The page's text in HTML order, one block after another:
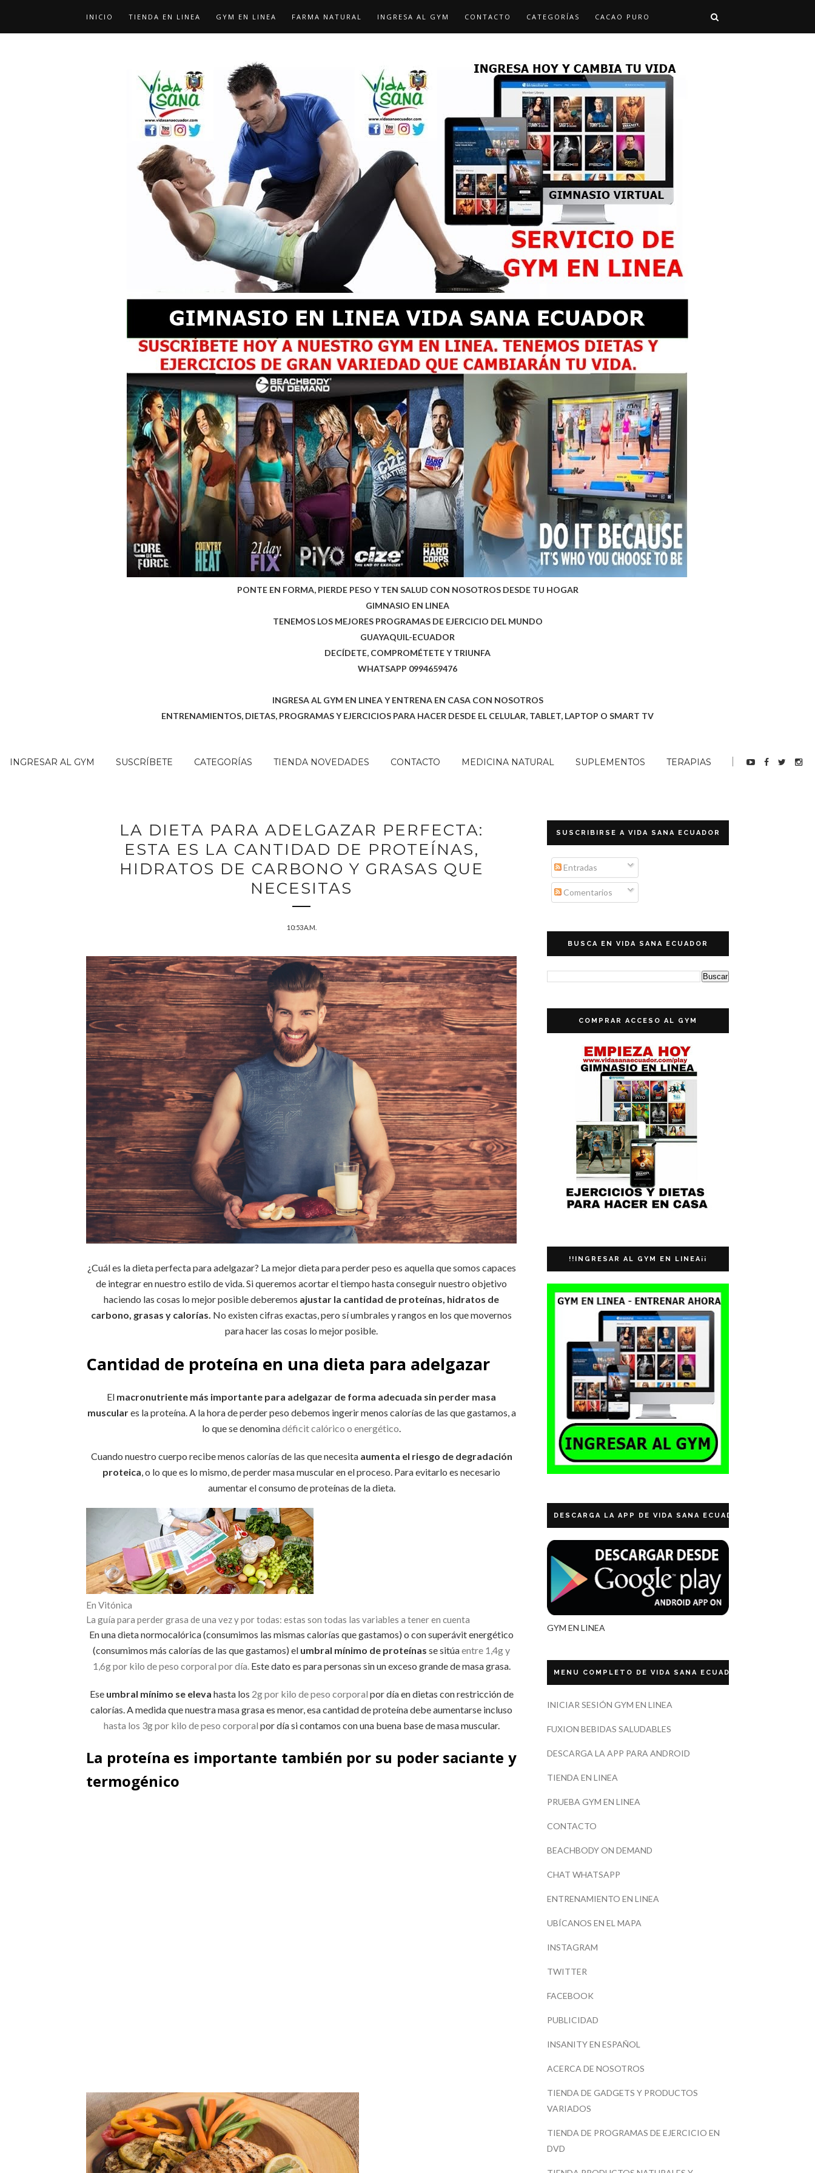
INICIO TIENDA EN LINEA GYM EN LINEA FARMA NATURAL INGRESA AL GYM CONTACTO CATEGORÍAS CACAO PURO
PONTE EN FORMA, PIERDE PESO Y TEN SALUD CON NOSOTROS DESDE TU HOGAR
GIMNASIO EN LINEA
TENEMOS LOS MEJORES PROGRAMAS DE EJERCICIO DEL MUNDO
GUAYAQUIL-ECUADOR
DECÍDETE, COMPROMÉTETE Y TRIUNFA
WHATSAPP 0994659476
INGRESA AL GYM EN LINEA Y ENTRENA EN CASA CON NOSOTROS
ENTRENAMIENTOS, DIETAS, PROGRAMAS Y EJERCICIOS PARA HACER DESDE EL CELULAR, TABLET, LAPTOP O SMART TV
INGRESAR AL GYM SUSCRÍBETE CATEGORÍAS TIENDA NOVEDADES CONTACTO MEDICINA NATURAL SUPLEMENTOS TERAPIAS
LA DIETA PARA ADELGAZAR PERFECTA:
ESTA ES LA CANTIDAD DE PROTEÍNAS,
HIDRATOS DE CARBONO Y GRASAS QUE
NECESITAS
10:53 A.M.
¿Cuál es la dieta perfecta para adelgazar? La mejor dieta para perder peso es aquella que somos capaces
de integrar en nuestro estilo de vida. Si queremos acortar el tiempo hasta conseguir nuestro objetivo
haciendo las cosas lo mejor posible deberemos ajustar la cantidad de proteínas, hidratos de
carbono, grasas y calorías. No existen cifras exactas, pero sí umbrales y rangos en los que movernos
para hacer las cosas lo mejor posible.
Cantidad de proteína en una dieta para adelgazar
El macronutriente más importante para adelgazar de forma adecuada sin perder masa
musculares la proteína. A la hora de perder peso debemos ingerir menos calorías de las que gastamos, a
lo que se denominadéficit calórico o energético
Cuando nuestro cuerpo recibe menos calorías de las que necesita aumenta el riesgo de degradación
proteica , o lo que es lo mismo, de perder masa muscular en el proceso. Para evitarlo es necesario
aumentar el consumo de proteínas de la dieta.
En Vitónica
La guía para perder grasa de una vez y por todas: estas son todas las variables a tener en cuenta
En una dieta normocalórica (consumimos las mismas calorías que gastamos) o con superávit energético
(consumimos más calorías de las que gastamos) el umbral mínimo de proteínas se sitúaentre 1,4g y
1,6g por kilo de peso corporal por día. Este dato es para personas sin un exceso grande de masa grasa.
Ese umbral mínimo se eleva hasta los 2g por kilo de peso corporal por día en dietas con restricción de
calorías. A medida que nuestra masa grasa es menor, esa cantidad de proteína debe aumentarse incluso
hasta los 3g por kilo de peso corporal por día si contamos con una buena base de masa muscular.
La proteína es importante también por su poder saciante y
termogénico
SUSCRIBIRSE A VIDA SANA ECUADOR
Entradas
Comentarios
BUSCA EN VIDA SANA ECUADOR
COMPRAR ACCESO AL GYM
!!INGRESAR AL GYM EN LINEA¡¡
DESCARGA LA APP DE VIDA SANA ECUADOR
GYM EN LINEA
MENU COMPLETO DE VIDA SANA ECUADOR
INICIAR SESIÓN GYM EN LINEA
FUXION BEBIDAS SALUDABLES
DESCARGA LA APP PARA ANDROID
TIENDA EN LINEA
PRUEBA GYM EN LINEA
CONTACTO
BEACHBODY ON DEMAND
CHAT WHATSAPP
ENTRENAMIENTO EN LINEA
UBÍCANOS EN EL MAPA
INSTAGRAM
TWITTER
FACEBOOK
PUBLICIDAD
INSANITY EN ESPAÑOL
ACERCA DE NOSOTROS
TIENDA DE GADGETS Y PRODUCTOS
VARIADOS
TIENDA DE PROGRAMAS DE EJERCICIO EN
DVD